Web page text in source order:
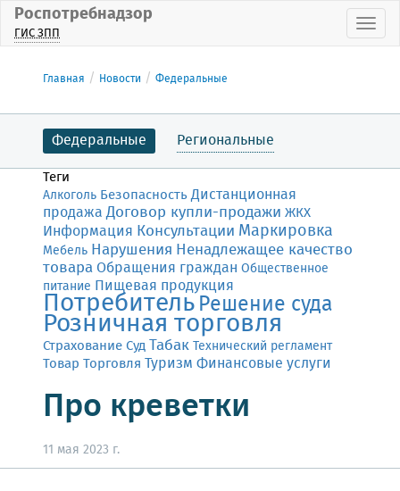
Роспотребнадзор
ГИС ЗПП
Главная Новости Федеральные
Федеральные Региональные
Теги
Алкоголь БезопасностьДистанционная
продажа Договор купли-продажи ЖКХ
Информация Консультации Маркировка
Мебель Нарушения Ненадлежащее качество
товара Обращения граждан Общественное
питание Пищевая продукция
ПотребительРешение суда
Розничная торговля
СтрахованиеСудТабакТехнический регламент
Товар Торговля Туризм Финансовые услуги
Про креветки
11 мая 2023 г.